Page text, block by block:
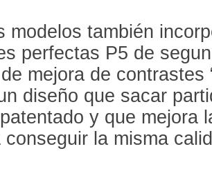
modelos también
perfectas P5 de
mejora de contrastes
diseño que sacar
y que mejora
la misma